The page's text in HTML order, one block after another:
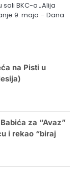
BKC-a „Alija
9. maja – Dana
na Pisti u
za “Avaz”
i rekao “biraj